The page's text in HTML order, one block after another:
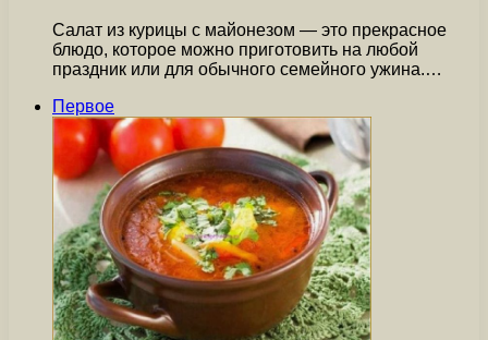
Салат из курицы с майонезом — это прекрасное
блюдо, которое можно приготовить на любой
праздник или для обычного семейного ужина.…
Первое